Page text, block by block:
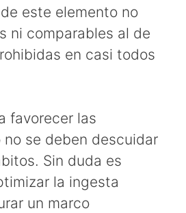
este elemento no
ni comparables al de
en casi todos
favorecer las
se deben descuidar
Sin duda es
la ingesta
un marco